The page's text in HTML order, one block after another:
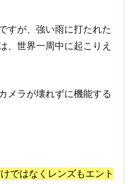
すが、強い雨に打たれた
、世界一周中に起こりえ
メラが壊れずに機能する
ではなくレンズもエント